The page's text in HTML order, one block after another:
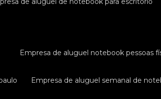
empresa de aluguel notebook pessoas
empresa de aluguel semanal de